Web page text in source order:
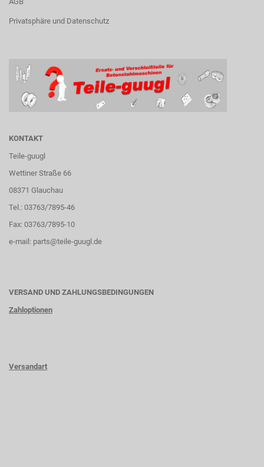
Privatsphäre und Datenschutz
KONTAKT
Teile-guugl
Wettiner Straße 66
08371 Glauchau
Tel.: 03763/7895-46
Fax: 03763/7895-10
e-mail: parts@teile-guugl.de
VERSAND UND ZAHLUNGSBEDINGUNGEN
Zahloptionen
Versandart